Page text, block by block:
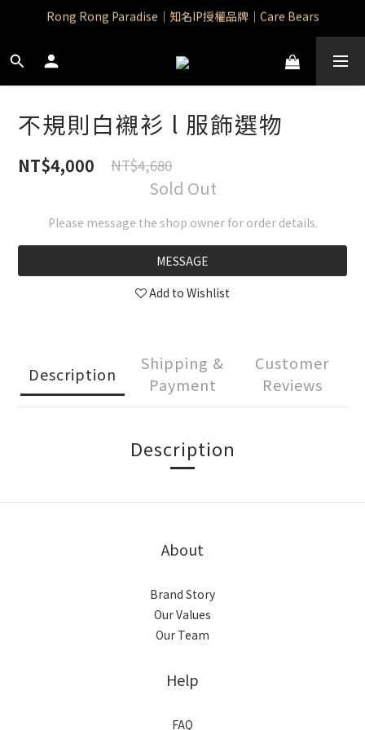
Rong Rong Paradise｜知名IP授權品牌｜Care Bears
Rong Rong Paradise｜知名IP授權品牌｜Care Bears
Rong Rong Selection服 飾 | 自 訂 品 牌 服 飾
Rong Rong Paradise｜知名IP授權品牌｜Care Bears
不規則白襯衫 l 服飾選物
NT$4,000 NT$4,680
Sold Out
Please message the shop owner for order details.
MESSAGE
Add to Wishlist
Description
Shipping &
Payment
Customer
Reviews
Description
About
Brand Story
Our Values
Our Team
Help
FAQ